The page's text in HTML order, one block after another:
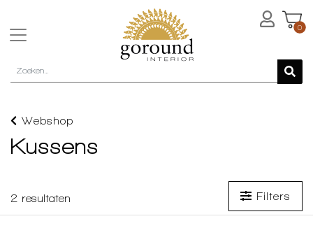
0
Webshop
Kussens
2 resultaten Filters